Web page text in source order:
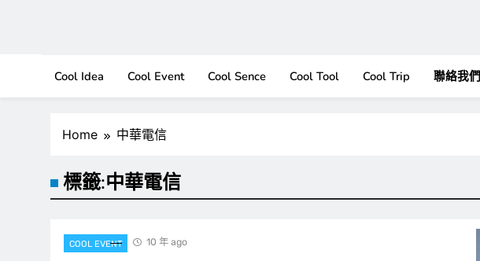
Cool Idea Cool Event Cool Sence Cool Tool Cool Trip 聯絡我們
Home 中華電信
標籤:中華電信
COOL EVENT 10 年 ago